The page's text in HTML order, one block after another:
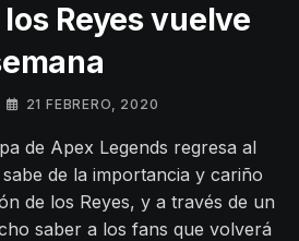
Reyes vuelve
21 FEBRERO, 2020
de Apex Legends regresa al
de la importancia y cariño
de los Reyes, y a través de un
saber a los fans que volverá